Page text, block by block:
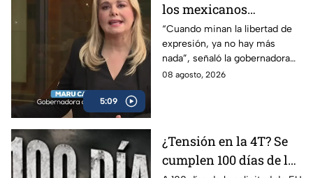
5:09
los mexicanos
conozcan la realidad
del país, por eso
quieren regular a los
medios: Maru Campos
“Cuando minan la libertad de
expresión, ya no hay más
nada”, señaló la gobernadora
de Chihuahua, Maru Campos,
08 agosto, 2026
¿Tensión en la 4T? Se
cumplen 100 días de la